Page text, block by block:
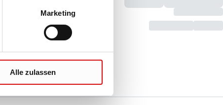
Marketing
Alle zulassen